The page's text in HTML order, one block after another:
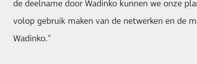
de deelname door Wadinko kunnen we onze
volop gebruik maken van de netwerken en de
Wadinko."